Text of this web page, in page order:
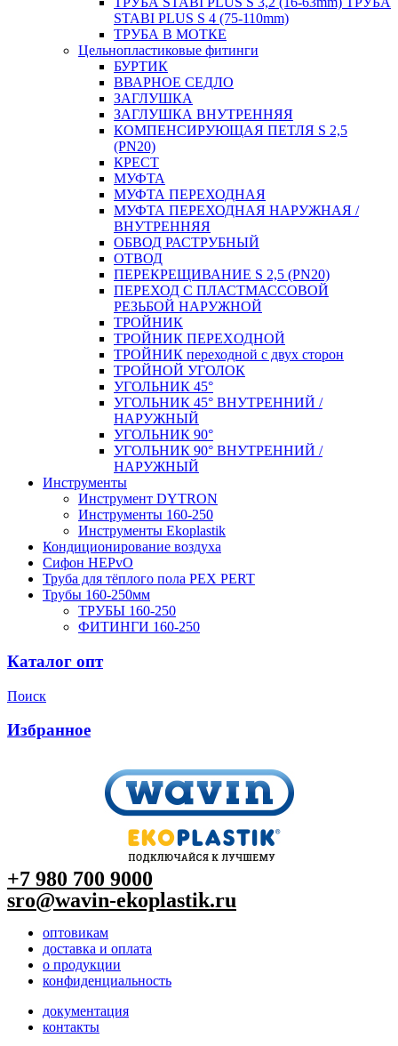
STABI PLUS S 4 (75-110mm)
ТРУБА В МОТКЕ
Цельнопластиковые фитинги
БУРТИК
ВВАРНОЕ СЕДЛО
ЗАГЛУШКА
ЗАГЛУШКА ВНУТРЕННЯЯ
КОМПЕНСИРУЮЩАЯ ПЕТЛЯ S 2,5
(PN20)
КРЕСТ
МУФТА
МУФТА ПЕРЕХОДНАЯ
МУФТА ПЕРЕХОДНАЯ НАРУЖНАЯ /
ВНУТРЕННЯЯ
ОБВОД РАСТРУБНЫЙ
ОТВОД
ПЕРЕКРЕЩИВАНИЕ S 2,5 (PN20)
ПЕРЕХОД С ПЛАСТМАССОВОЙ
РЕЗЬБОЙ НАРУЖНОЙ
ТРОЙНИК
ТРОЙНИК ПЕРЕXОДНОЙ
ТРОЙНИК переходной с двух сторон
ТРОЙНОЙ УГОЛОК
УГОЛЬНИК 45°
УГОЛЬНИК 45° ВНУТРЕННИЙ /
НАРУЖНЫЙ
УГОЛЬНИК 90°
УГОЛЬНИК 90° ВНУТРЕННИЙ /
НАРУЖНЫЙ
Инструменты
Инструмент DYTRON
Инструменты 160-250
Инструменты Ekoplastik
Кондиционирование воздуха
Сифон HEPvO
Труба для тёплого пола PEX PERT
Трубы 160-250мм
ТРУБЫ 160-250
ФИТИНГИ 160-250
Каталог опт
Поиск
Избранное
+7 980 700 9000
sro@wavin-ekoplastik.ru
оптовикам
доставка и оплата
о продукции
конфиденциальность
документация
контакты